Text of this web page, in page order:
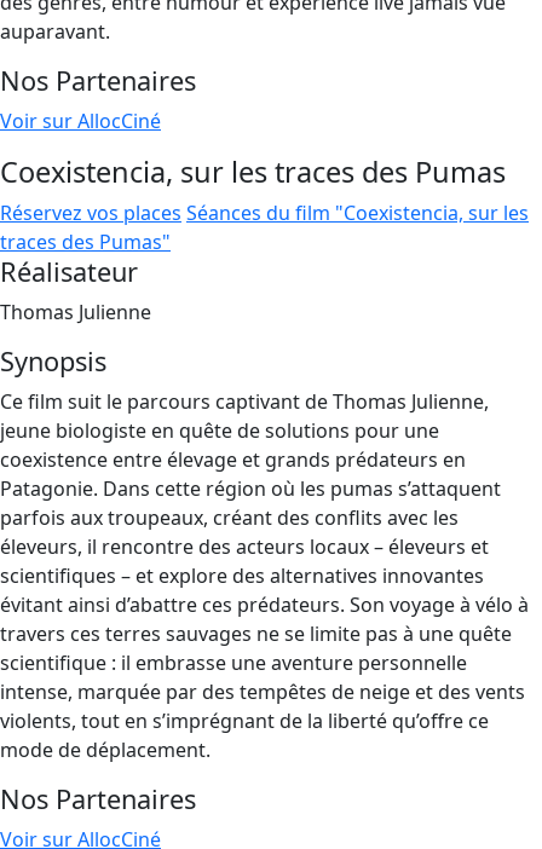
auparavant.
Nos Partenaires
Voir sur AllocCiné
Coexistencia, sur les traces des Pumas
Réservez vos places Séances du film "Coexistencia, sur les
traces des Pumas"
Réalisateur
Thomas Julienne
Synopsis
Ce film suit le parcours captivant de Thomas Julienne,
jeune biologiste en quête de solutions pour une
coexistence entre élevage et grands prédateurs en
Patagonie. Dans cette région où les pumas s’attaquent
parfois aux troupeaux, créant des conflits avec les
éleveurs, il rencontre des acteurs locaux – éleveurs et
scientifiques – et explore des alternatives innovantes
évitant ainsi d’abattre ces prédateurs. Son voyage à vélo à
travers ces terres sauvages ne se limite pas à une quête
scientifique : il embrasse une aventure personnelle
intense, marquée par des tempêtes de neige et des vents
violents, tout en s’imprégnant de la liberté qu’offre ce
mode de déplacement.
Nos Partenaires
Voir sur AllocCiné